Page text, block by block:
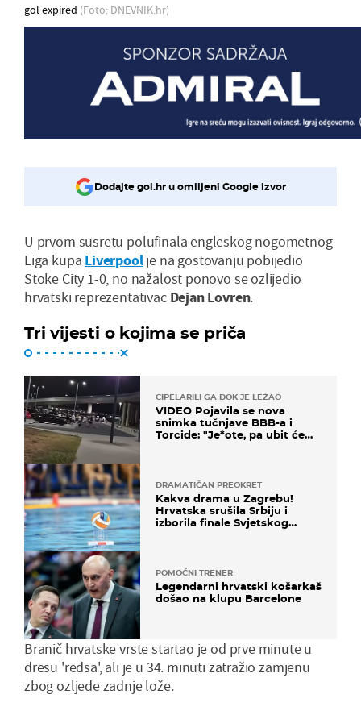
gol expired (Foto: DNEVNIK.hr)
Dodajte gol.hr u omiljeni Google izvor
U prvom susretu polufinala engleskog nogometnog
Liga kupa Liverpoolje na gostovanju pobijedio
Stoke City 1-0, no nažalost ponovo se ozlijedio
hrvatski reprezentativac Dejan Lovren.
Tri vijesti o kojima se priča
CIPELARILI GA DOK JE LEŽAO
VIDEO Pojavila se nova
snimka tučnjave BBB-a i
Torcide: "Je*ote, pa ubit će
DRAMATIČAN PREOKRET
Kakva drama u Zagrebu!
Hrvatska srušila Srbiju i
izborila finale Svjetskog
POMOĆNI TRENER
Legendarni hrvatski košarkaš
došao na klupu Barcelone
Branič hrvatske vrste startao je od prve minute u
dresu 'redsa', ali je u 34. minuti zatražio zamjenu
zbog ozljede zadnje lože.